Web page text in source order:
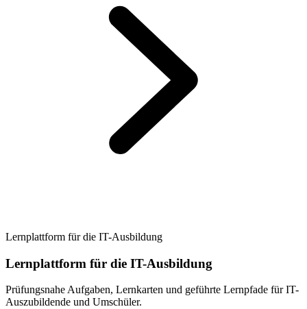
Lernplattform für die IT-Ausbildung
Lernplattform für die IT-Ausbildung
Prüfungsnahe Aufgaben, Lernkarten und geführte Lernpfade für IT-
Auszubildende und Umschüler.